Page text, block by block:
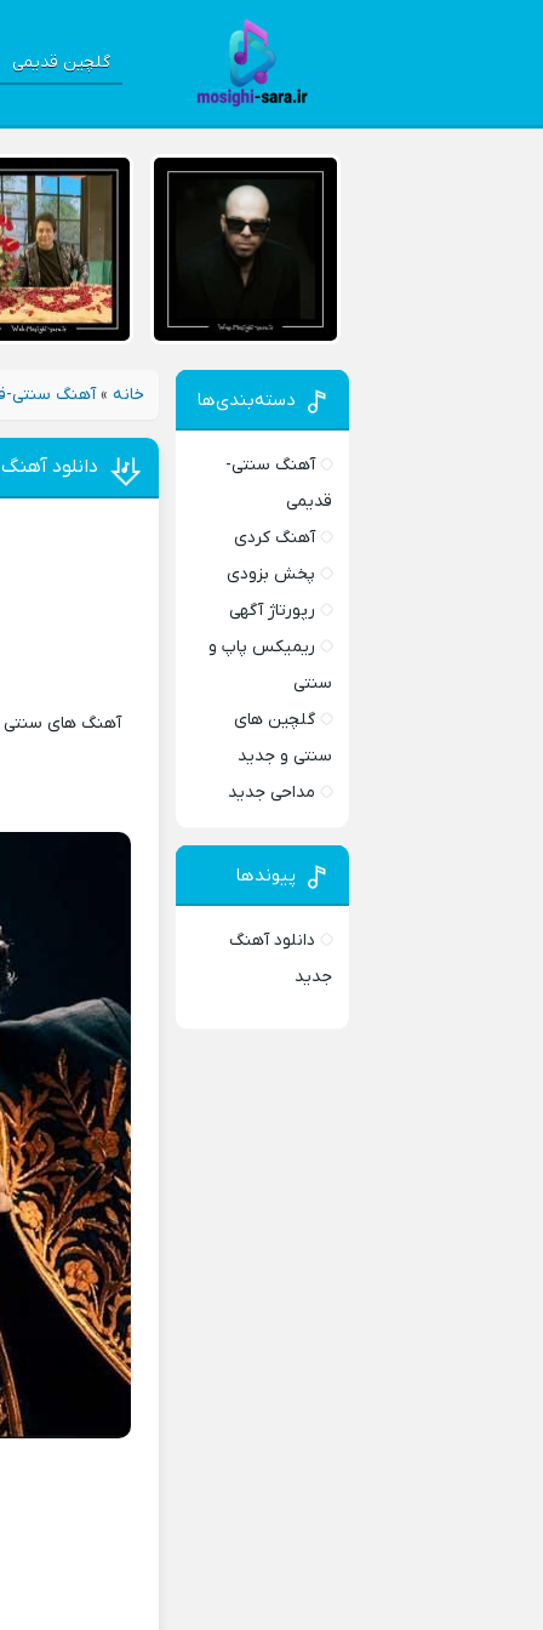
گلچین قدیمی
خانه »آهنگ سنتی-
دانلود
آهنگ های سنتی
دسته‌بندی‌ها
آهنگ سنتی-
قدیمی
آهنگ کردی
پخش بزودی
رپورتاژ آگهی
ریمیکس پاپ و
سنتی
گلچین های
سنتی و جدید
مداحی جدید
پیوندها
دانلود آهنگ
جدید